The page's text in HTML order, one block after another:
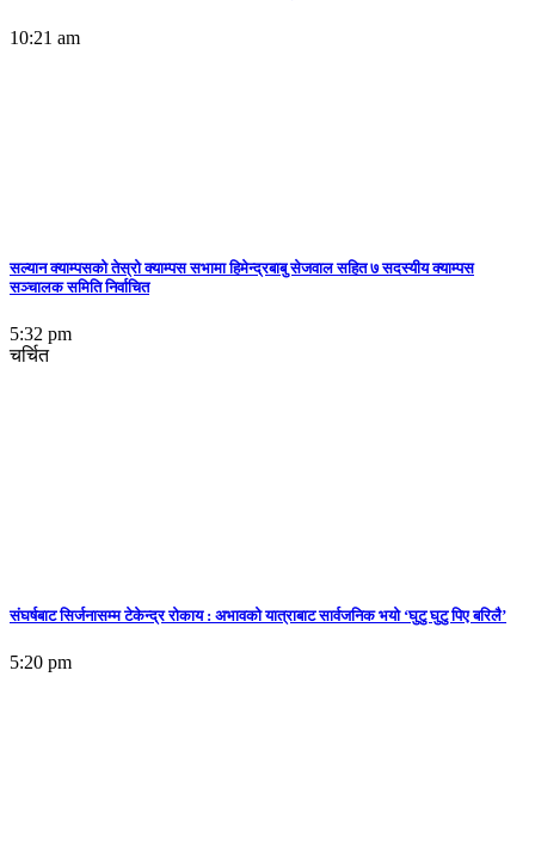
10:21 am
सल्यान क्याम्पसको तेस्रो क्याम्पस सभामा हिमेन्द्रबाबु सेजवाल सहित ७ सदस्यीय क्याम्पस
सञ्चालक समिति निर्वाचित
5:32 pm
चर्चित
संघर्षबाट सिर्जनासम्म टेकेन्द्र रोकाय : अभावको यात्राबाट सार्वजनिक भयो ‘घुटु घुटु पिए बरिलै’
5:20 pm